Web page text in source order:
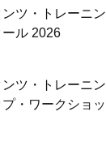
ツ・トレーニ
ル 2026
ツ・トレーニ
プ・ワークショ